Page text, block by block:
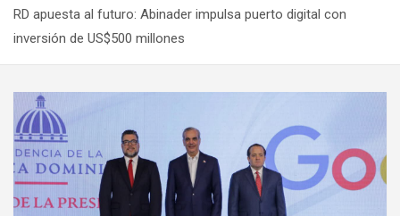
RD apuesta al futuro: Abinader impulsa puerto digital con
inversión de US$500 millones